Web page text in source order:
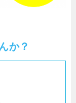
か？